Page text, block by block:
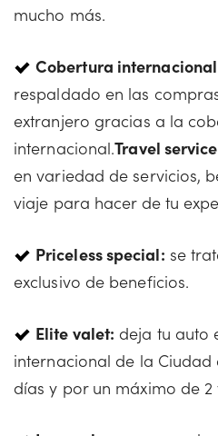
mucho más.
Cobertura
respaldado en las
extranjero gracias a la
internacional.Travel
en variedad de servicios,
viaje para hacer de tu
Priceless special: se
exclusivo de beneficios.
Elite valet: deja tu auto
internacional de la
días y por un máximo de 2